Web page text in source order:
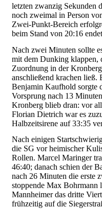
letzten zwanzig Sekunden
noch zweimal in Person
Zwei-Punkt-Bereich
beim Stand von 20:16
Nach zwei Minuten sollte
mit dem Dunking klappen,
Zuordnung in der
anschließend krachen
Benjamin Kaufhold sorgte
Vorsprung nach 13
Kronberg blieb dran: vor
Florian Dietrich war es
Halbzeitsirene auf 33:35
Nach einigen
die SG vor heimischer
Rollen. Marcel Maringer
46:40; danach schien der
nach 26 Minuten die erste
stoppende Max Bohrmann
Mannheimer das dritte
frühzeitig auf die